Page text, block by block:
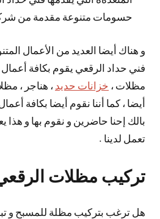
حسومات متنوعة مقدمة من
و هناك أيضا العديد من الأعمال
فني حداد الرقعي يقوم بكافة أعمال
مظلات ، خزانات حديد ، هناجر ،
أيضا ، كما أننا نقوم أيضا بكافة
بالك إحنا حاضرين و نقوم بها و هذا
تعمل لدينا .
تركيب مظلات
هل ترغب بتركيب مظلة للمسبح و